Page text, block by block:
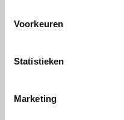
Voorkeuren
Statistieken
Marketing